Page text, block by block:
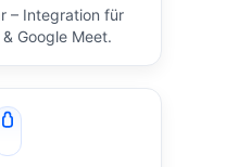
– Integration für
Google Meet.